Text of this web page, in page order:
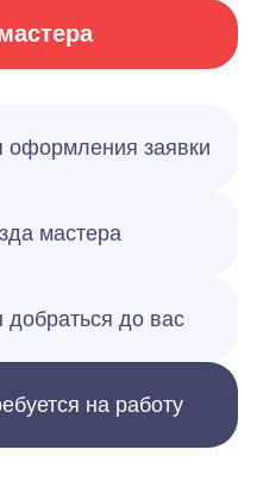
оформления заявки
мастера
добраться до вас
на работу